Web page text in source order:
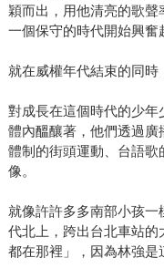
穎而出，用他清亮的歌聲
一個保守的時代開始興奮
就在威權年代結束的同時
對成長在這個時代的少
體內醞釀著，他們透過
體制的街頭運動、台語
像。
就像許許多多南部小孩
代北上，跨出台北車站
都在那裡」，因為林強是